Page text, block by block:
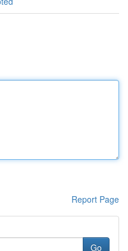
Report Page
Go